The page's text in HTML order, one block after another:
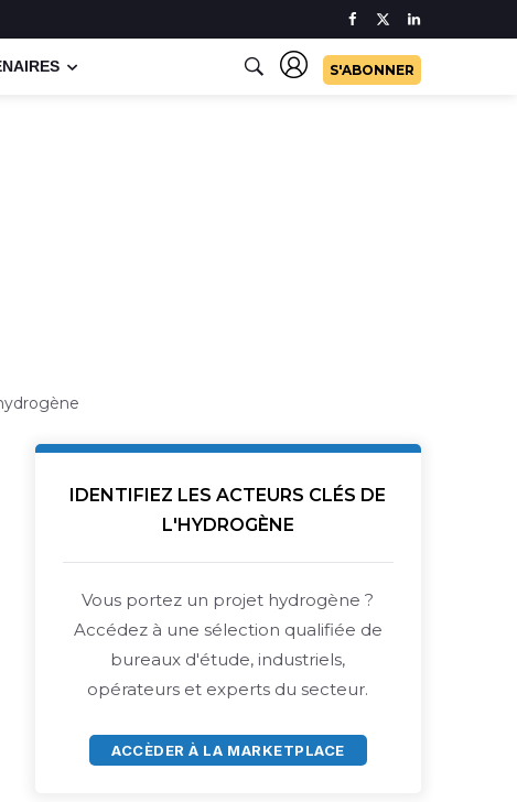
S'ABONNER
IDENTIFIEZ LES ACTEURS CLÉS DE
L'HYDROGÈNE
Vous portez un projet hydrogène ?
Accédez à une sélection qualifiée de
bureaux d'étude, industriels,
opérateurs et experts du secteur.
ACCÈDER À LA MARKETPLACE